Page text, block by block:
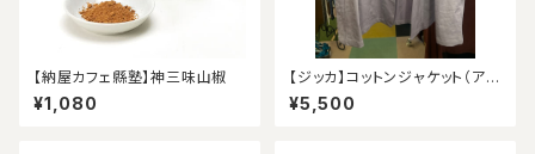
【納屋カフェ縣塾】神三味山椒
¥1,080
【ジッカ】コットンジャケット（アウ
トレット）
¥5,500